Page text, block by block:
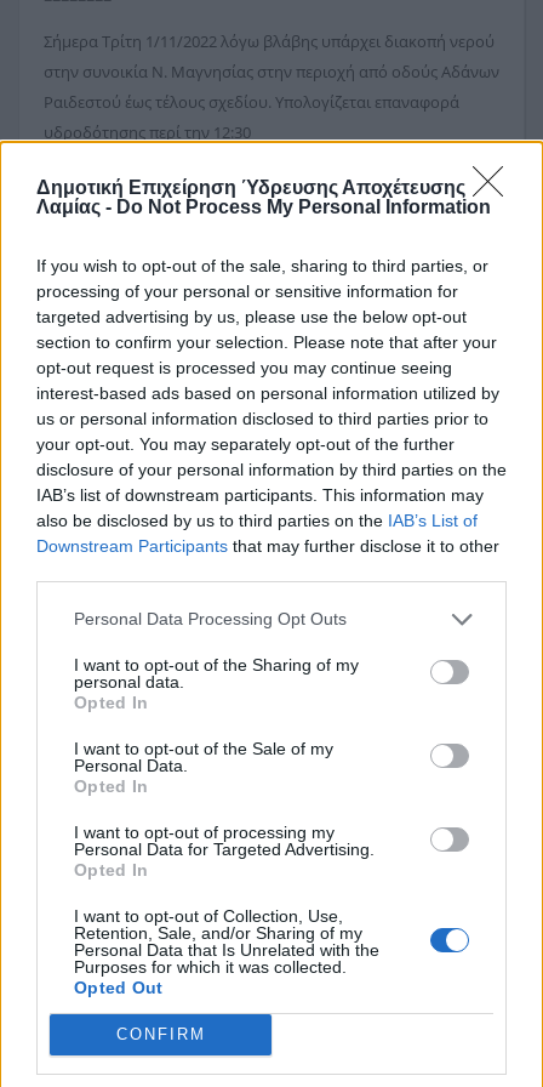
Δημοτική Επιχείρηση Ύδρευσης Αποχέτευσης
Λαμίας - Do Not Process My Personal Information
If you wish to opt-out of the sale, sharing to third parties, or
processing of your personal or sensitive information for
targeted advertising by us, please use the below opt-out
section to confirm your selection. Please note that after your
opt-out request is processed you may continue seeing
interest-based ads based on personal information utilized by
us or personal information disclosed to third parties prior to
your opt-out. You may separately opt-out of the further
disclosure of your personal information by third parties on the
IAB’s list of downstream participants. This information may
also be disclosed by us to third parties on the IAB’s List of
Downstream Participants that may further disclose it to other
Personal Data Processing Opt Outs
I want to opt-out of the Sharing of my
personal data.
Opted In
I want to opt-out of the Sale of my
Personal Data.
Opted In
I want to opt-out of processing my
Personal Data for Targeted Advertising.
Opted In
I want to opt-out of Collection, Use,
Retention, Sale, and/or Sharing of my
Personal Data that Is Unrelated with the
Purposes for which it was collected.
Opted Out
CONFIRM
Σήμερα Τρίτη 1/11/2022 λόγω βλάβης υπάρχει διακοπή νερού
στην συνοικία Ν. Μαγνησίας στην περιοχή από οδούς Αδάνων
Ραιδεστού έως τέλους σχεδίου. Υπολογίζεται επαναφορά
υδροδότησης περί την 12:30
ΔΙ@ΥΓΕΙΑ
ΟΡΙΣΤΙΚΟΠΟΙΗΣΗ ΠΛΗΡΩΜΗΣ
Μεταφορά επιπλέον ποσότητας χαλαζιακής άμμου στην
Μ.Ε.Υ.Α/Ε.Ε.Λ Λαμίας
Μεταφορά χαλαζιακής άμμου στην Μ.Ε.Υ.Α/Ε.Ε.Λ Λαμίας
ΠΛΗΡΩΜΗ ΤΕΛΩΝ ΚΥΚΛΟΦΟΡΙΑΣ ΜΗΧΑΝΗΜΑΤΩΝ ΕΡΓΟΥ
ΕΤΟΥΣ 2026
Διαπιστωτική Πράξη Απόσπασης Εργαζομένου.
Απόφαση μείωση εγγυήσεων του έργου: «ΚΑΤΑΣΚΕΥΗ ΔΙΚΤΥΩΝ
ΑΠΟΧΕΤΕΥΣΗΣ ΟΙΚΙΣΜΩΝ ΛΕΚΑΝΗΣ ΣΠΕΡΧΕΙΟΥ ΜΕ ΑΠΟΔΕΚΤΗ
ΤΗΝ ΕΓΚΑΤΑΣΤΑΣΗ ΕΠΕΞΕΡΓΑΣΙΑΣ ΛΥΜΑΤΩΝ ΛΕΙΑΝΟΚΛΑΔΙΟΥ -
ΥΠΑΤΗΣ»
Σπερχειού».
δημοτικό δίκτυο της Τ.Κ. Αυλακίου.
ΕΚΤΈΛΕΣΗ ΜΕΤΑΦΟΡΆΣ ΕΠΙΠΛΈΟΝ ΠΟΣΌΤΗΤΑΣ ΧΑΛΑΖΙΑΚΉΣ
ΕΚΤΈΛΕΣΗ ΕΠΙΠΛΕΟΝ ΠΡΟΜΉΘΕΙΑΣ ΧΑΛΑΖΙΑΚΉΣ ΆΜΜΟΥ
ΠΡΟΣ ΠΛΉΡΩΣΗ ΤΗΣ ΥΦΙΣΤΆΜΕΝΗΣ ΠΟΣΌΤΗΤΑΣ ΕΝΤΟΣ ΤΩΝ
ΚΛΙΝΏΝ ΔΙΉΘΗΣΗΣ ΤΗΣ ΜΕΥΑ/Ε.Ε.Λ. ΛΑΜΊΑΣ
σύμβασης, και ανάθεσης για την εκτέλεση του έργου :
«Αποκαταστάσεις τομών οδοστρωμάτων από επεμβάσεις 2026».
την ανάθεση εκτέλεσης του έργου : «Αντικαταστάσεις
επεκτάσεις δικτύων και εγκαταστάσεων ΔΕΥΑΛ χρήσεως 2026».
ΑΝΑΘΕΣΗ ΕΡΓΑΣΙΩΝ ΣΥΝΤΗΡΗΣΗΣ ΟΧΗΜΑΤΟΣ
ΠΡΟΜΗΘΕΙΑ ΑΝΤΑΛΛΑΚΤΙΚΩΝ ΣΥΝΤΗΡΗΣΗΣ ΟΧΗΜΑΤΟΣ
Περισσότερα
ΤΕΛΕΥΤΑΙΑ ΑΡΘΡΑ |ΠΕΡΙΣΣΟΤΕΡΑ...